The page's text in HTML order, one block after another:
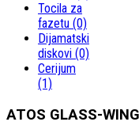
Tocila za
fazetu (0)
Dijamatski
diskovi (0)
Cerijum
(1)
ATOS GLASS-